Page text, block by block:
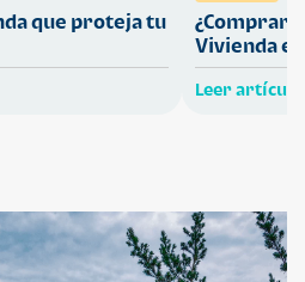
que proteja tu
¿Comprar
Vivienda
Leer